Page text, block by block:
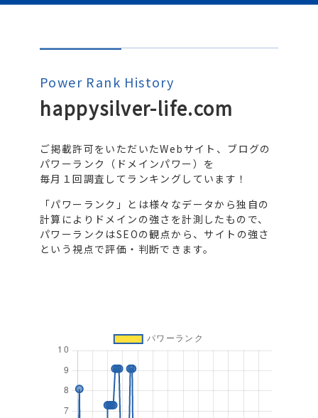
Power Rank History
happysilver-life.com
ご掲載許可をいただいたWebサイト、ブログの
パワーランク（ドメインパワー）を
毎月１回調査してランキングしています！
「パワーランク」とは様々なデータから独自の
計算によりドメインの強さを計測したもので、
パワーランクはSEOの観点から、サイトの強さ
という視点で評価・判断できます。